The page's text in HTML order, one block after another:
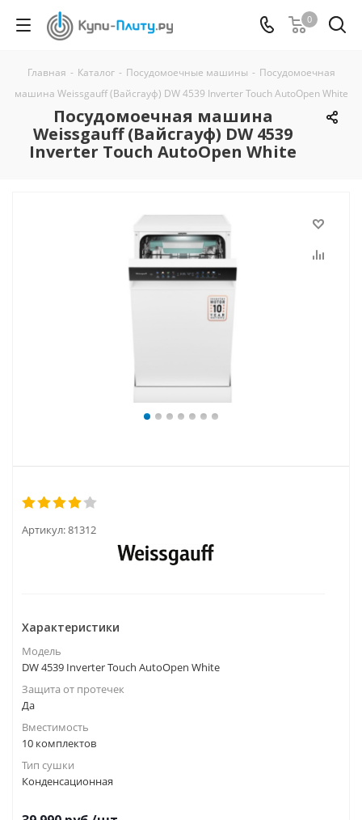
0
Главная - Каталог - Посудомоечные машины - Посудомоечная
машина Weissgauff (Вайсгауф) DW 4539 Inverter Touch AutoOpen White
Посудомоечная машина
Weissgauff (Вайсгауф) DW 4539
Inverter Touch AutoOpen White
Артикул:81312
Характеристики
Модель
DW 4539 Inverter Touch AutoOpen White
Защита от протечек
Да
Вместимость
10 комплектов
Тип сушки
Конденсационная